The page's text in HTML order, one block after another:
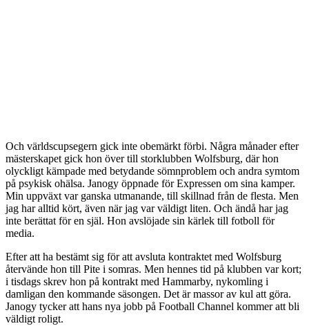
Och världscupsegern gick inte obemärkt förbi. Några månader efter
mästerskapet gick hon över till storklubben Wolfsburg, där hon
olyckligt kämpade med betydande sömnproblem och andra symtom
på psykisk ohälsa. Janogy öppnade för Expressen om sina kamper.
Min uppväxt var ganska utmanande, till skillnad från de flesta. Men
jag har alltid kört, även när jag var väldigt liten. Och ändå har jag
inte berättat för en själ. Hon avslöjade sin kärlek till fotboll för
media.
Efter att ha bestämt sig för att avsluta kontraktet med Wolfsburg
återvände hon till Pite i somras. Men hennes tid på klubben var kort;
i tisdags skrev hon på kontrakt med Hammarby, nykomling i
damligan den kommande säsongen. Det är massor av kul att göra.
Janogy tycker att hans nya jobb på Football Channel kommer att bli
väldigt roligt.